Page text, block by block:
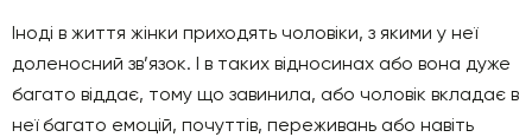
Іноді в життя жінки приходять чоловіки, з якими у неї
доленосний зв’язок. І в таких відносинах або вона дуже
багато віддає, тому що завинила, або чоловік вкладає в
неї багато емоцій, почуттів, переживань або навіть